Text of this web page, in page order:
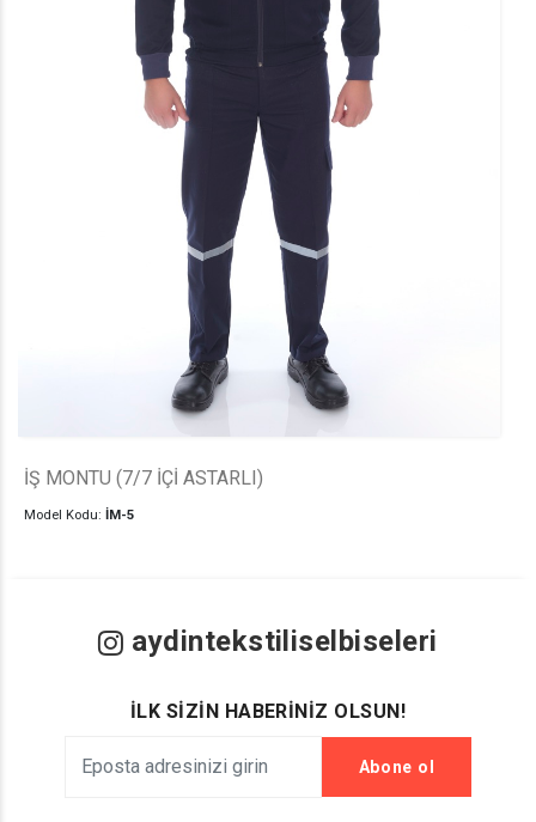
İŞ MONTU (7/7 İÇİ ASTARLI)
Model Kodu: İM-5
aydintekstiliselbiseleri
İLK SİZİN HABERİNİZ OLSUN!
Abone ol